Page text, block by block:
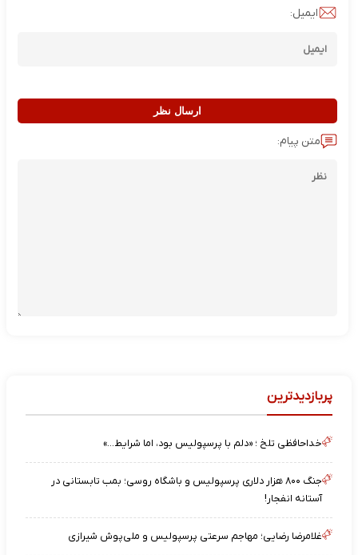
ایمیل:
ارسال نظر
متن پیام:
پربازدیدترین
خداحافظی تلخ ؛ «دلم با پرسپولیس بود، اما شرایط…»
جنگ ۸۰۰ هزار دلاری پرسپولیس و باشگاه روسی؛ بمب تابستانی در
آستانه انفجار!
غلامرضا رضایی؛ مهاجم سرعتی پرسپولیس و ملی‌پوش شیرازی